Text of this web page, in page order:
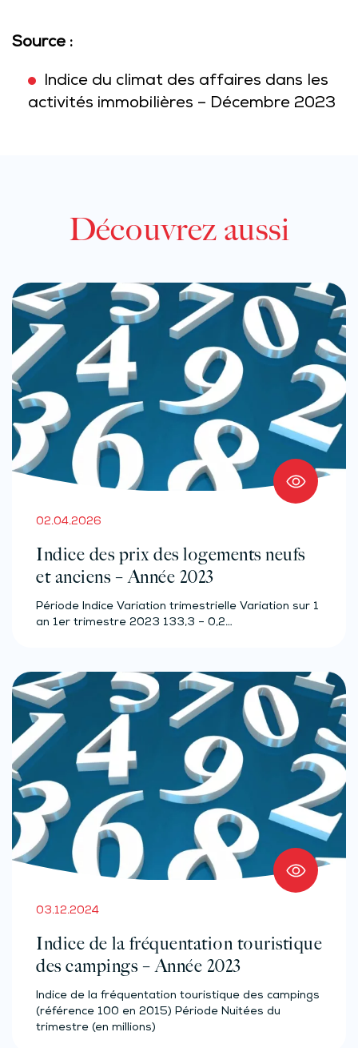
Source :
Indice du climat des affaires dans les
activités immobilières – Décembre 2023
Découvrez aussi
02.04.2026
Indice des prix des logements neufs
et anciens – Année 2023
Période Indice Variation trimestrielle Variation sur 1
an 1er trimestre 2023 133,3 – 0,2…
03.12.2024
Indice de la fréquentation touristique
des campings – Année 2023
Indice de la fréquentation touristique des campings
(référence 100 en 2015) Période Nuitées du
trimestre (en millions)